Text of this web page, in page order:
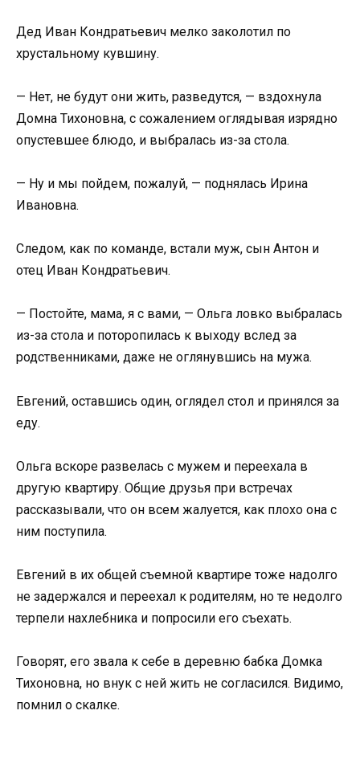
Дед Иван Кондратьевич мелко заколотил по
хрустальному кувшину.
— Нет, не будут они жить, разведутся, — вздохнула
Домна Тихоновна, с сожалением оглядывая изрядно
опустевшее блюдо, и выбралась из-за стола.
— Ну и мы пойдем, пожалуй, — поднялась Ирина
Ивановна.
Следом, как по команде, встали муж, сын Антон и
отец Иван Кондратьевич.
— Постойте, мама, я с вами, — Ольга ловко выбралась
из-за стола и поторопилась к выходу вслед за
родственниками, даже не оглянувшись на мужа.
Евгений, оставшись один, оглядел стол и принялся за
еду.
Ольга вскоре развелась с мужем и переехала в
другую квартиру. Общие друзья при встречах
рассказывали, что он всем жалуется, как плохо она с
ним поступила.
Евгений в их общей съемной квартире тоже надолго
не задержался и переехал к родителям, но те недолго
терпели нахлебника и попросили его съехать.
Говорят, его звала к себе в деревню бабка Домка
Тихоновна, но внук с ней жить не согласился. Видимо,
помнил о скалке.